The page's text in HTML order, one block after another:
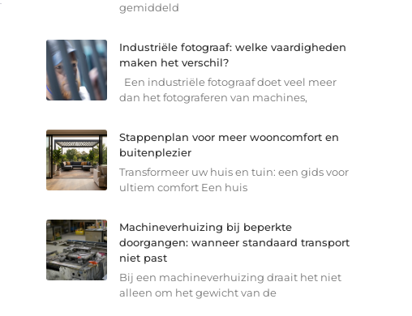
gemiddeld
Industriële fotograaf: welke vaardigheden
maken het verschil?
Een industriële fotograaf doet veel meer
dan het fotograferen van machines,
Stappenplan voor meer wooncomfort en
buitenplezier
Transformeer uw huis en tuin: een gids voor
ultiem comfort Een huis
Machineverhuizing bij beperkte
doorgangen: wanneer standaard transport
niet past
Bij een machineverhuizing draait het niet
alleen om het gewicht van de